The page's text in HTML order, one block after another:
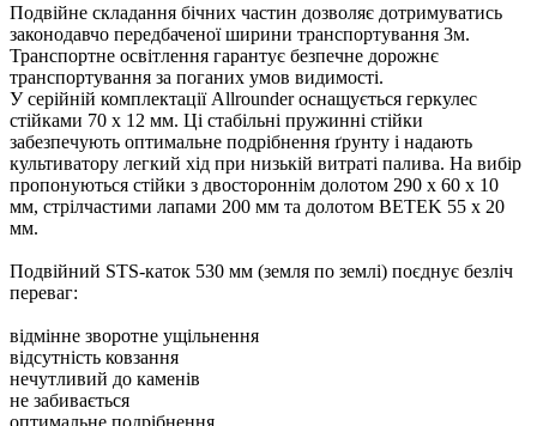
Подвійне складання бічних частин дозволяє дотримуватись
законодавчо передбаченої ширини транспортування 3м.
Транспортне освітлення гарантує безпечне дорожнє
транспортування за поганих умов видимості.
У серійній комплектації Аllrounder оснащується геркулес
стійками 70 х 12 мм. Ці стабільні пружинні стійки
забезпечують оптимальне подрібнення ґрунту і надають
культиватору легкий хід при низькій витраті палива. На вибір
пропонуються стійки з двостороннім долотом 290 х 60 х 10
мм, стрілчастими лапами 200 мм та долотом BETEK 55 х 20
мм.
Подвійний STS-каток 530 мм (земля по землі) поєднує безліч
переваг:
відмінне зворотне ущільнення
відсутність ковзання
нечутливий до каменів
не забивається
оптимальне подрібнення